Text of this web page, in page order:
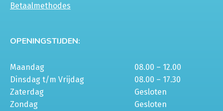
Betaalmethodes
OPENINGSTIJDEN:
Maandag
08.00 – 12.00
Dinsdag t/m Vrijdag
08.00 – 17.30
Zaterdag
Gesloten
Zondag
Gesloten